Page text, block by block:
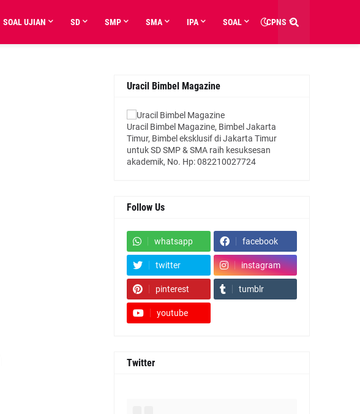
SOAL UJIAN SD SMP SMA IPA SOAL CPNS
Uracil Bimbel Magazine
Uracil Bimbel Magazine, Bimbel Jakarta
Timur, Bimbel eksklusif di Jakarta Timur
untuk SD SMP & SMA raih kesuksesan
akademik, No. Hp: 082210027724
Follow Us
whatsapp facebook
twitter instagram
pinterest tumblr
youtube
Twitter